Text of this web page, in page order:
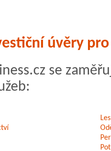
úvěry
se